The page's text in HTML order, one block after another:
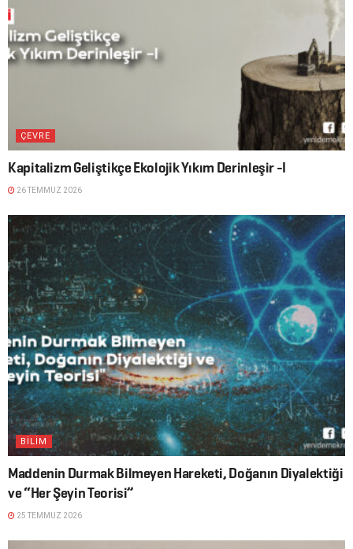
ÇEVRE
Kapitalizm Geliştikçe Ekolojik Yıkım Derinleşir -I
26 TEMMUZ 2026
BİLİM
Maddenin Durmak Bilmeyen Hareketi, Doğanın Diyalektiği
ve “Her Şeyin Teorisi”
25 TEMMUZ 2026